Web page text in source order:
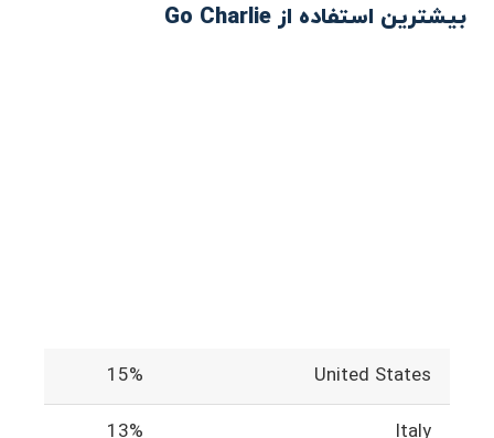
بیشترین استفاده از Go Charlie
United States
15%
Italy
13%